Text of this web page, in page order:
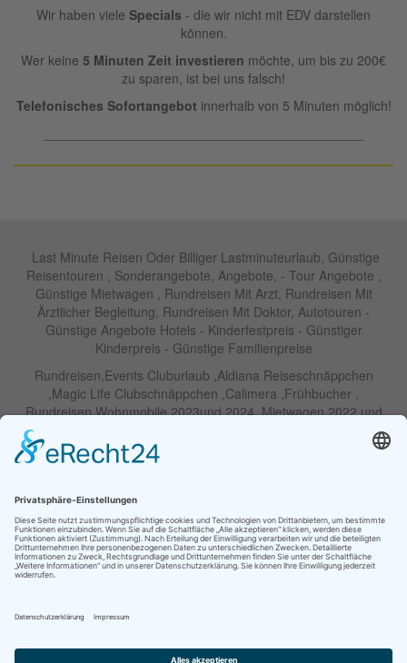
Wir haben viele Specials - die wir nicht mit EDV darstellen
können.
Wer keine 5 Minuten Zeit investieren möchte, um bis zu 200€
zu sparen, ist bei uns falsch!
Telefonisches Sofortangebot innerhalb von 5 Minuten möglich!
Last Minute Reisen Oder Billiger Lastminuteurlaub, Günstige
Reisentouren , Sonderangebote, Angebote, - Tour Angebote ,
Günstige Mietwagen , Rundreisen Mit Arzt, Rundreisen Mit
Ärztlicher Begleitung, Rundreisen Mit Doktor, Autotouren -
Günstige Angebote Hotels - Kinderfestpreis - Günstiger
Kinderpreis - Günstige Familienpreise
Rundreisen,Events Cluburlaub ,Aldiana Reiseschnäppchen
,Magic Life Clubschnäppchen ,Calimera ,Frühbucher ,
Rundreisen Wohnmobile 2023und 2024 ,Mietwagen 2022 und
Weihnachtreisen 2022 und 2023 , Silvesterreisen 2022 und 2032,
Namibia, Wohnmobile , Billige Angebote, Touren,Angebote Für
Mietwagentouren , Billige Lastminute Angebote Für
Mietwagenrundreisen, Mietwagenreisen ,Selbstfahrertouren
RIU Urlaubs Angebote - RIU Urlaub Schnäppchen - RIU Clubhotel
- Lastminute RIU - Riu Palace Hotels - Robinson Clubs -
Familien Angebote Europa Park Freizeitpark
Partner im Netzwerk Travel on Air